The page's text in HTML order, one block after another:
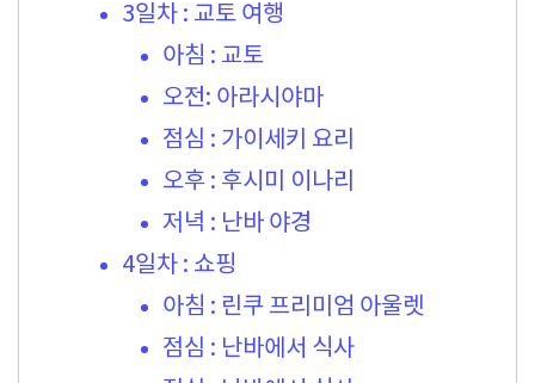
3일차 : 교토 여행
아침 : 교토
오전: 아라시야마
점심 : 가이세키 요리
오후 : 후시미 이나리
저녁 : 난바 야경
4일차 : 쇼핑
아침 : 린쿠 프리미엄 아울렛
점심 : 난바에서 식사